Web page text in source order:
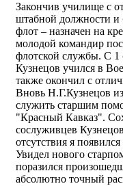
Закончив училище с
штабной должности и
флот – назначен на
молодой командир
флотской службы. С 1
Кузнецов учился в
также окончил с
Вновь Н.Г.Кузнецов
служить старшим
"Красный Кавказ".
сослуживцев
отсутствия я
Увидел нового
поразился
абсолютно точный